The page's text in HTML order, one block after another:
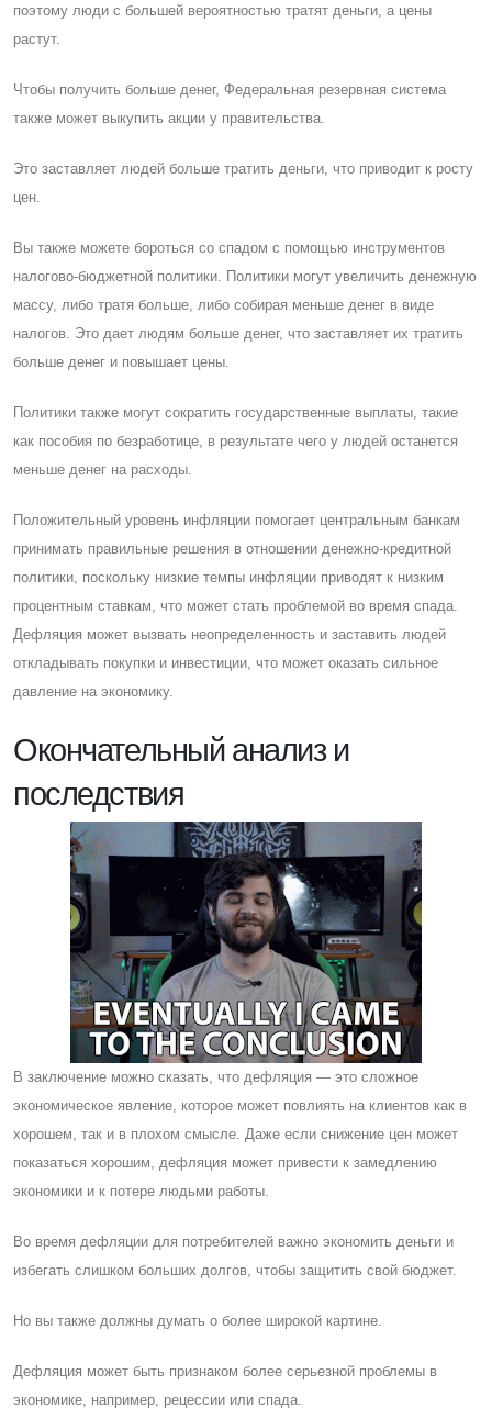
поэтому люди с большей вероятностью тратят деньги, а цены
растут.
Чтобы получить больше денег, Федеральная резервная система
также может выкупить акции у правительства.
Это заставляет людей больше тратить деньги, что приводит к росту
цен.
Вы также можете бороться со спадом с помощью инструментов
налогово-бюджетной политики. Политики могут увеличить денежную
массу, либо тратя больше, либо собирая меньше денег в виде
налогов. Это дает людям больше денег, что заставляет их тратить
больше денег и повышает цены.
Политики также могут сократить государственные выплаты, такие
как пособия по безработице, в результате чего у людей останется
меньше денег на расходы.
Положительный уровень инфляции помогает центральным банкам
принимать правильные решения в отношении денежно-кредитной
политики, поскольку низкие темпы инфляции приводят к низким
процентным ставкам, что может стать проблемой во время спада.
Дефляция может вызвать неопределенность и заставить людей
откладывать покупки и инвестиции, что может оказать сильное
давление на экономику.
Окончательный анализ и
последствия
В заключение можно сказать, что дефляция — это сложное
экономическое явление, которое может повлиять на клиентов как в
хорошем, так и в плохом смысле. Даже если снижение цен может
показаться хорошим, дефляция может привести к замедлению
экономики и к потере людьми работы.
Во время дефляции для потребителей важно экономить деньги и
избегать слишком больших долгов, чтобы защитить свой бюджет.
Но вы также должны думать о более широкой картине.
Дефляция может быть признаком более серьезной проблемы в
экономике, например, рецессии или спада.